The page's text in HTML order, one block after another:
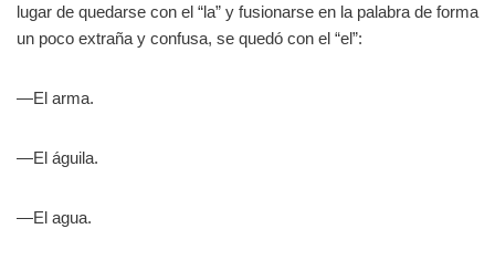
lugar de quedarse con el “la” y fusionarse en la palabra de forma
un poco extraña y confusa, se quedó con el “el”:
—El arma.
—El águila.
—El agua.